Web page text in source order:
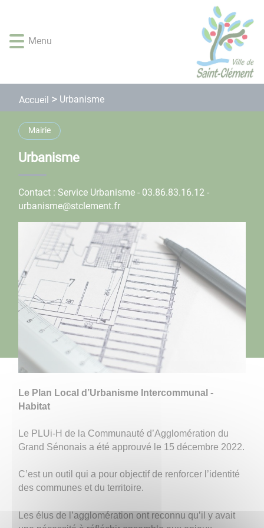
rapide
au
rapide
au
rapide
rapide
au
Menu
Accueil Urbanisme
Mairie
Urbanisme
Contact : Service Urbanisme - 03.86.83.16.12 -
urbanisme@stclement.fr
Le Plan Local d’Urbanisme Intercommunal -
Habitat
Le PLUi-H de la Communauté d’Agglomération du
Grand Sénonais a été approuvé le 15 décembre 2022.
C’est un outil qui a pour objectif de renforcer l’identité
des communes et du territoire.
Les élus de l’agglomération ont reconnu qu’il y avait